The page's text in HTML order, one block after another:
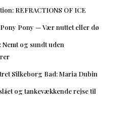
REFRACTIONS OF ICE
Pony — Vær nuttet eller dø
Nemt og sundt uden
Silkeborg Bad: Maria Dubin
og tankevækkende rejse til